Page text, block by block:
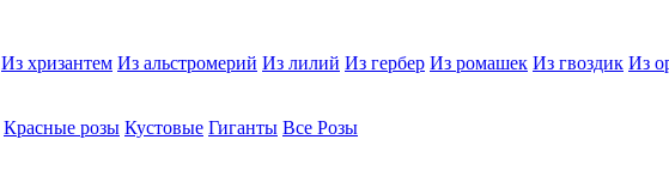
Из хризантем Из альстромерий Из лилий Из гербер Из ромашек Из гвоздик Из
Красные розы Кустовые Гиганты Все Розы